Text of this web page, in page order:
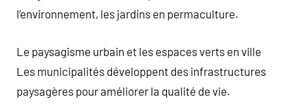
l’environnement, les jardins en permaculture.
Le paysagisme urbain et les espaces verts en ville
Les municipalités développent des infrastructures
paysagères pour améliorer la qualité de vie.